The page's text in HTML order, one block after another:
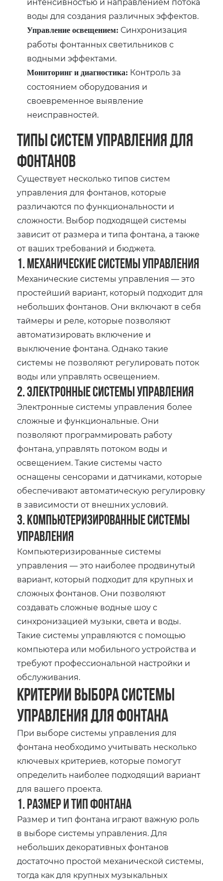
воды для создания различных эффектов.
Управление освещением: Синхронизация
работы фонтанных светильников с
водными эффектами.
Мониторинг и диагностика: Контроль за
состоянием оборудования и
своевременное выявление
неисправностей.
Типы систем управления для
фонтанов
Существует несколько типов систем
управления для фонтанов, которые
различаются по функциональности и
сложности. Выбор подходящей системы
зависит от размера и типа фонтана, а также
от ваших требований и бюджета.
1. Механические системы управления
Механические системы управления — это
простейший вариант, который подходит для
небольших фонтанов. Они включают в себя
таймеры и реле, которые позволяют
автоматизировать включение и
выключение фонтана. Однако такие
системы не позволяют регулировать поток
воды или управлять освещением.
2. Электронные системы управления
Электронные системы управления более
сложные и функциональные. Они
позволяют программировать работу
фонтана, управлять потоком воды и
освещением. Такие системы часто
оснащены сенсорами и датчиками, которые
обеспечивают автоматическую регулировку
в зависимости от внешних условий.
3. Компьютеризированные системы
управления
Компьютеризированные системы
управления — это наиболее продвинутый
вариант, который подходит для крупных и
сложных фонтанов. Они позволяют
создавать сложные водные шоу с
синхронизацией музыки, света и воды.
Такие системы управляются с помощью
компьютера или мобильного устройства и
требуют профессиональной настройки и
обслуживания.
Критерии выбора системы
управления для фонтана
При выборе системы управления для
фонтана необходимо учитывать несколько
ключевых критериев, которые помогут
определить наиболее подходящий вариант
для вашего проекта.
1. Размер и тип фонтана
Размер и тип фонтана играют важную роль
в выборе системы управления. Для
небольших декоративных фонтанов
достаточно простой механической системы,
тогда как для крупных музыкальных